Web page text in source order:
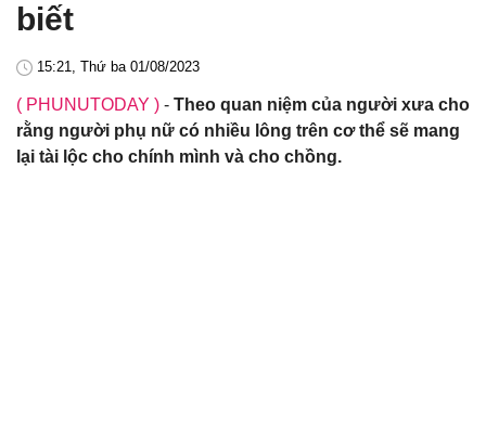
biết
15:21, Thứ ba 01/08/2023
( PHUNUTODAY ) - Theo quan niệm của người xưa cho
rằng người phụ nữ có nhiều lông trên cơ thể sẽ mang
lại tài lộc cho chính mình và cho chồng.